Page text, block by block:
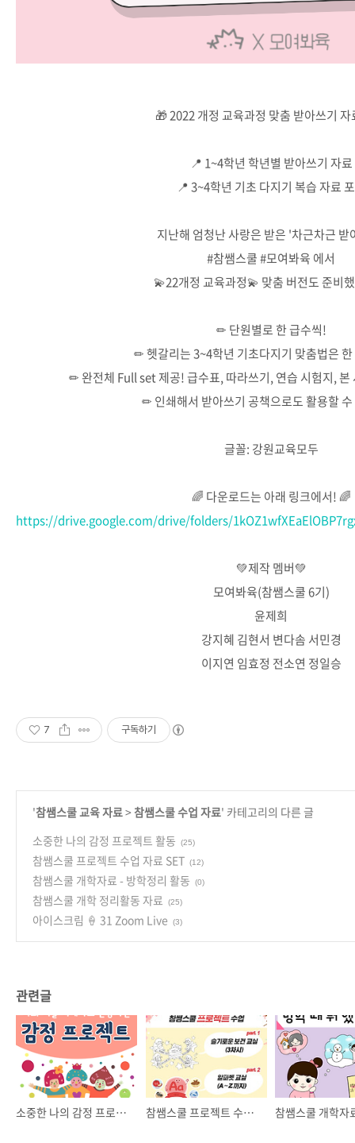
🎁 2022 개정 교육과정 맞춤 받아쓰기 자
📍 1~4학년 학년별 받아쓰기 자료
📍 3~4학년 기초 다지기 복습 자료
지난해 엄청난 사랑은 받은 '차근차근 받
#참쌤스쿨 #모여봐육 에서
💫22개정 교육과정💫 맞춤 버전도 준비
✏ 단원별로 한 급수씩!
✏ 헷갈리는 3~4학년 기초다지기 맞춤법은
✏ 완전체 Full set 제공! 급수표, 따라쓰기, 연습 시험지, 본
✏ 인쇄해서 받아쓰기 공책으로도 활용할
글꼴: 강원교육모두
🌈 다운로드는 아래 링크에서! 🌈
https://drive.google.com/drive/folders/
💚제작 멤버💚
모여봐육(참쌤스쿨 6기)
윤제희
강지혜 김현서 변다솜 서민경
이지연 임효정 전소연 정일승
7 구독하기
'참쌤스쿨 교육 자료> 참쌤스쿨 수업 자료' 카테고리의 다른 글
소중한 나의 감정 프로젝트 활동
(25)
참쌤스쿨 프로젝트 수업 자료 SET (12)
참쌤스쿨 개학자료 - 방학정리 활동 (0)
참쌤스쿨 개학 정리활동 자료 (25)
아이스크림 🍦 31 Zoom Live (3)
관련글
소중한 나의 감정 프로젝트 활동 참쌤스쿨 프로젝트 수업 자료 SET